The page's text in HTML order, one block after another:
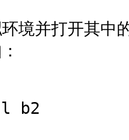
环境并打开其
b2